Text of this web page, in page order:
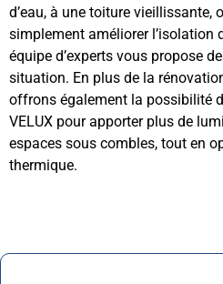
d’eau, à une toiture
simplement améliorer l’isolation
équipe d’experts vous propose
situation. En plus de la
offrons également la possibilité
VELUX pour apporter plus de
espaces sous combles, tout en
thermique.